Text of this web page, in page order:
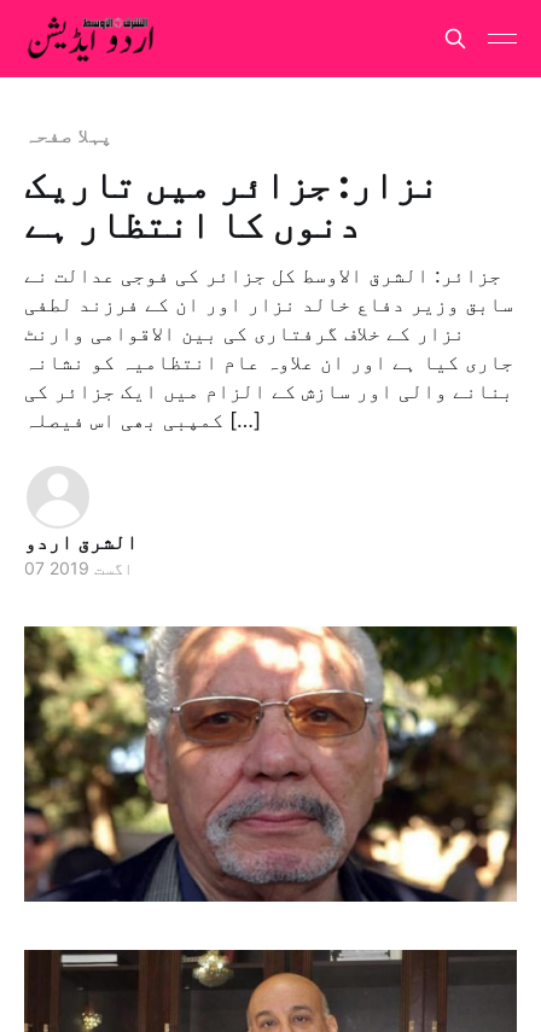
پہلا صفحہ
نزار: جزائر میں تاریک
دنوں کا انتظار ہے
جزائر: الشرق الاوسط کل جزائر کی فوجی عدالت نے
سابق وزیر دفاع خالد نزار اور ان کے فرزند لطفی
نزار کے خلاف گرفتاری کی بین الاقوامی وارنٹ
جاری کیا ہے اور ان علاوہ عام انتظامیہ کو نشانہ
بنانے والی اور سازش کے الزام میں ایک جزائر کی
کمپبی بھی اس فیصلہ […]
الشرق اردو
07 اگست 2019